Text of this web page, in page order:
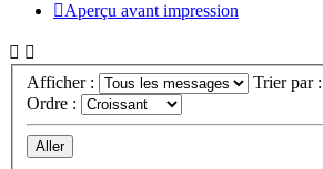
Aperçu avant impression
Afficher :
Trier par :
Ordre :